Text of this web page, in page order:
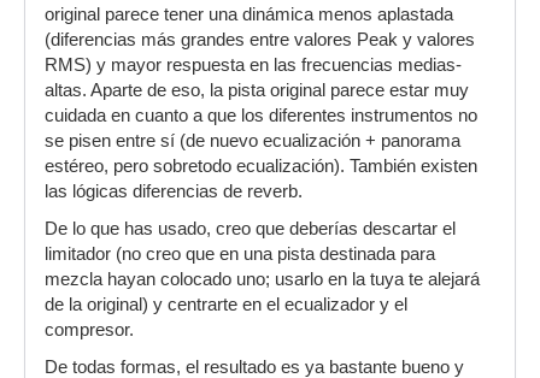
original parece tener una dinámica menos aplastada
(diferencias más grandes entre valores Peak y valores
RMS) y mayor respuesta en las frecuencias medias-
altas. Aparte de eso, la pista original parece estar muy
cuidada en cuanto a que los diferentes instrumentos no
se pisen entre sí (de nuevo ecualización + panorama
estéreo, pero sobretodo ecualización). También existen
las lógicas diferencias de reverb.
De lo que has usado, creo que deberías descartar el
limitador (no creo que en una pista destinada para
mezcla hayan colocado uno; usarlo en la tuya te alejará
de la original) y centrarte en el ecualizador y el
compresor.
De todas formas, el resultado es ya bastante bueno y